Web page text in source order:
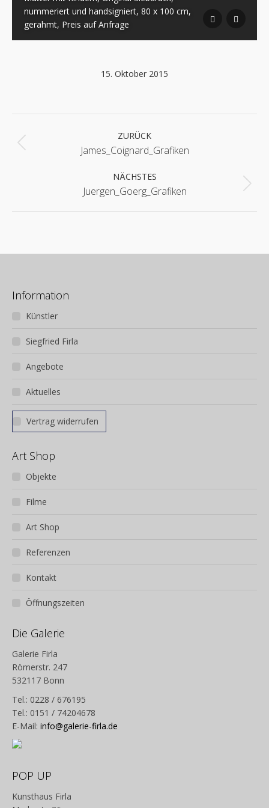
nummeriert und handsigniert, 80 x 100 cm,
gerahmt, Preis auf Anfrage
15. Oktober 2015
Album-
Navigation
ZURÜCK
Vorheriges
James_Coignard_Grafiken
NÄCHSTES
Nächstes
Juergen_Goerg_Grafiken
Information
Künstler
Siegfried Firla
Angebote
Aktuelles
Vertrag widerrufen
Art Shop
Objekte
Filme
Art Shop
Referenzen
Kontakt
Öffnungszeiten
Die Galerie
Galerie Firla
Römerstr. 247
532117 Bonn
Tel.: 0228 / 676195
Tel.: 0151 / 74204678
E-Mail: info@galerie-firla.de
POP UP
Kunsthaus Firla